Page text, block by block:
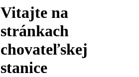
Vitajte na
stránkach
chovateľskej
stanice